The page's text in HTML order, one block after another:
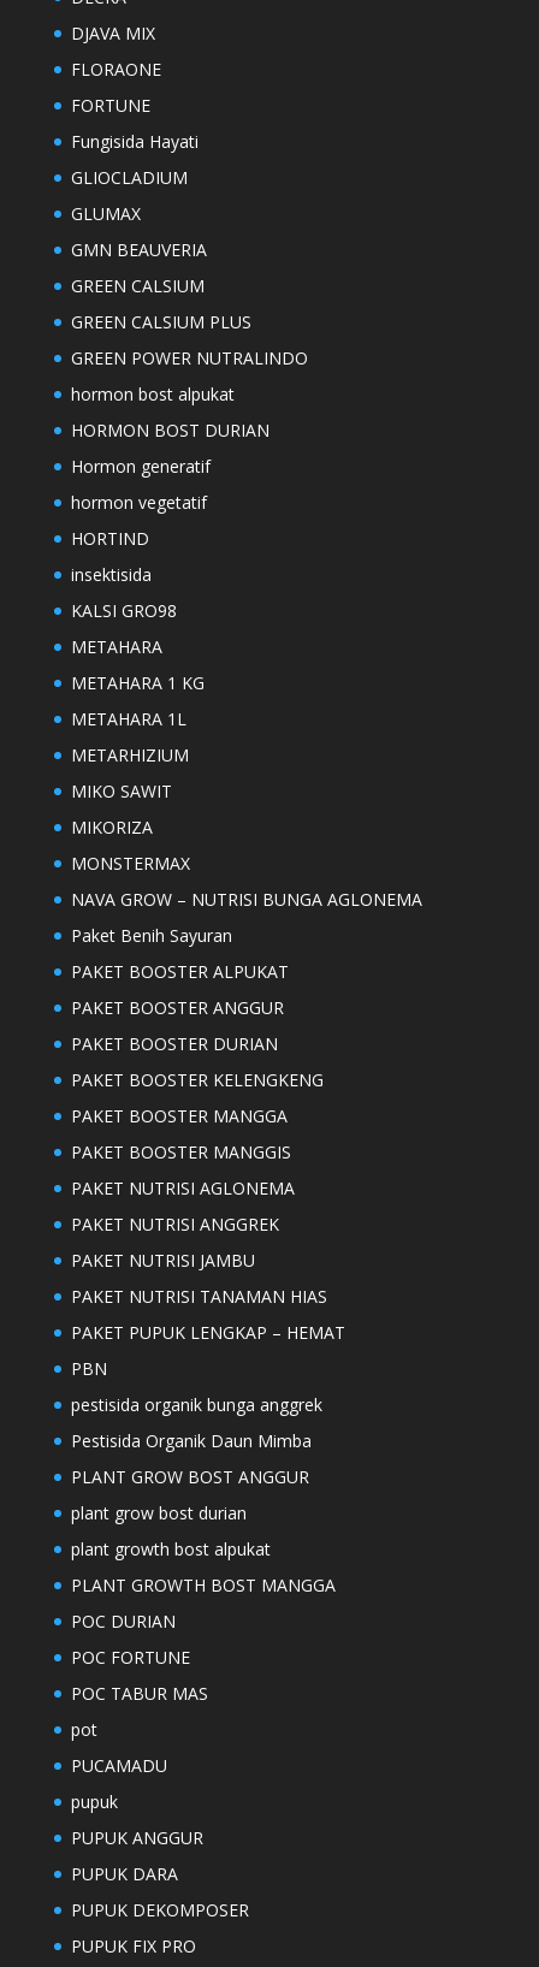
DJAVA MIX
FLORAONE
FORTUNE
Fungisida Hayati
GLIOCLADIUM
GLUMAX
GMN BEAUVERIA
GREEN CALSIUM
GREEN CALSIUM PLUS
GREEN POWER NUTRALINDO
hormon bost alpukat
HORMON BOST DURIAN
Hormon generatif
hormon vegetatif
HORTIND
insektisida
KALSI GRO98
METAHARA
METAHARA 1 KG
METAHARA 1L
METARHIZIUM
MIKO SAWIT
MIKORIZA
MONSTERMAX
NAVA GROW – NUTRISI BUNGA AGLONEMA
Paket Benih Sayuran
PAKET BOOSTER ALPUKAT
PAKET BOOSTER ANGGUR
PAKET BOOSTER DURIAN
PAKET BOOSTER KELENGKENG
PAKET BOOSTER MANGGA
PAKET BOOSTER MANGGIS
PAKET NUTRISI AGLONEMA
PAKET NUTRISI ANGGREK
PAKET NUTRISI JAMBU
PAKET NUTRISI TANAMAN HIAS
PAKET PUPUK LENGKAP – HEMAT
PBN
pestisida organik bunga anggrek
Pestisida Organik Daun Mimba
PLANT GROW BOST ANGGUR
plant grow bost durian
plant growth bost alpukat
PLANT GROWTH BOST MANGGA
POC DURIAN
POC FORTUNE
POC TABUR MAS
pot
PUCAMADU
pupuk
PUPUK ANGGUR
PUPUK DARA
PUPUK DEKOMPOSER
PUPUK FIX PRO